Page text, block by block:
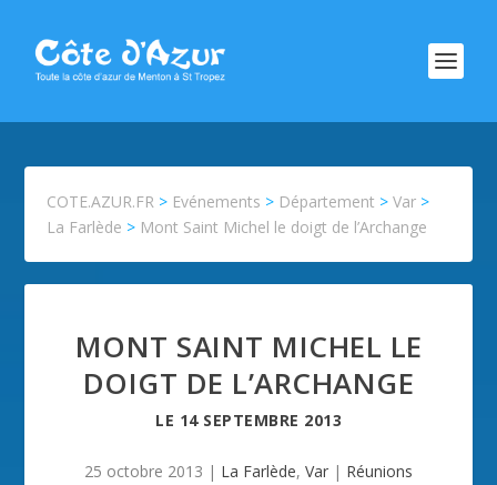
COTE.AZUR.FR > Evénements > Département >Var >
La Farlède > Mont Saint Michel le doigt de l’Archange
MONT SAINT MICHEL LE
DOIGT DE L’ARCHANGE
LE 14 SEPTEMBRE 2013
25 octobre 2013 | La Farlède, Var | Réunions